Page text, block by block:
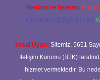
Reklam ve İletişim: E-mail:
forumhizmeti@gmail.com
Yasal Uyarı: Sitemiz, 5651
İletişim Kurumu (BTK)
hizmet vermektedir. Bu